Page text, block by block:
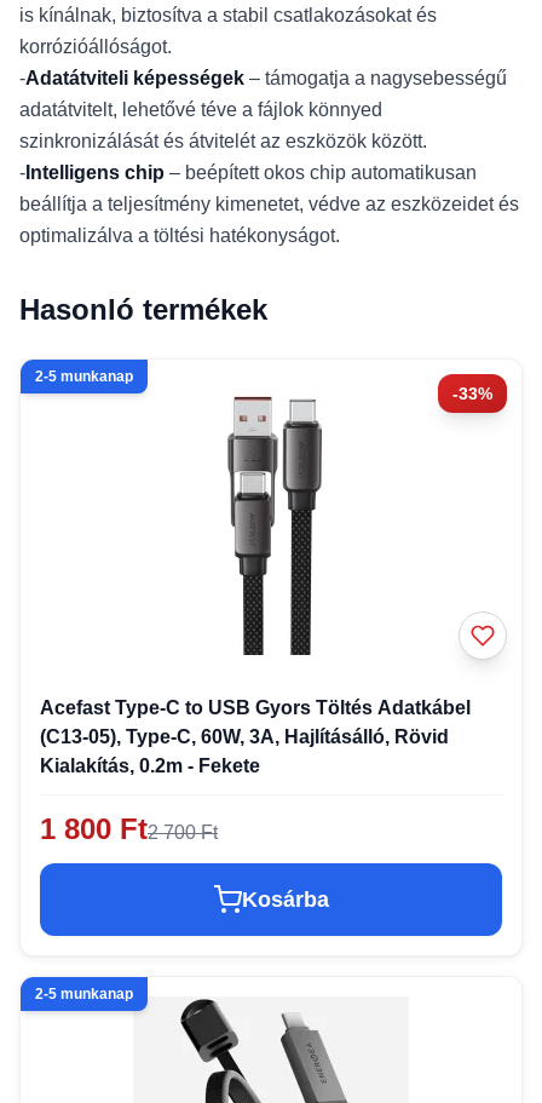
is kínálnak, biztosítva a stabil csatlakozásokat és
korrózióállóságot.
-Adatátviteli képességek – támogatja a nagysebességű
adatátvitelt, lehetővé téve a fájlok könnyed
szinkronizálását és átvitelét az eszközök között.
- Intelligens chip – beépített okos chip automatikusan
beállítja a teljesítmény kimenetet, védve az eszközeidet és
optimalizálva a töltési hatékonyságot.
Hasonló termékek
-33%
2-5 munkanap
Acefast Type-C to USB Gyors Töltés Adatkábel
(C13-05), Type-C, 60W, 3A, Hajlításálló, Rövid
Kialakítás, 0.2m - Fekete
1 800 Ft2 700 Ft
Kosárba
2-5 munkanap